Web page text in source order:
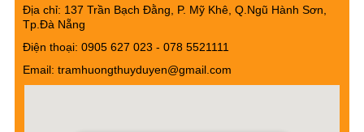
Địa chỉ: 137 Trần Bạch Đằng, P. Mỹ Khê, Q.Ngũ Hành Sơn,
Tp.Đà Nẵng
Điện thoại: 0905 627 023 - ‭078 5521111
Email: tramhuongthuyduyen@gmail.com